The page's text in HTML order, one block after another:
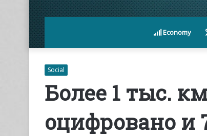
Economy
Social
Более 1 тыс.
оцифровано и